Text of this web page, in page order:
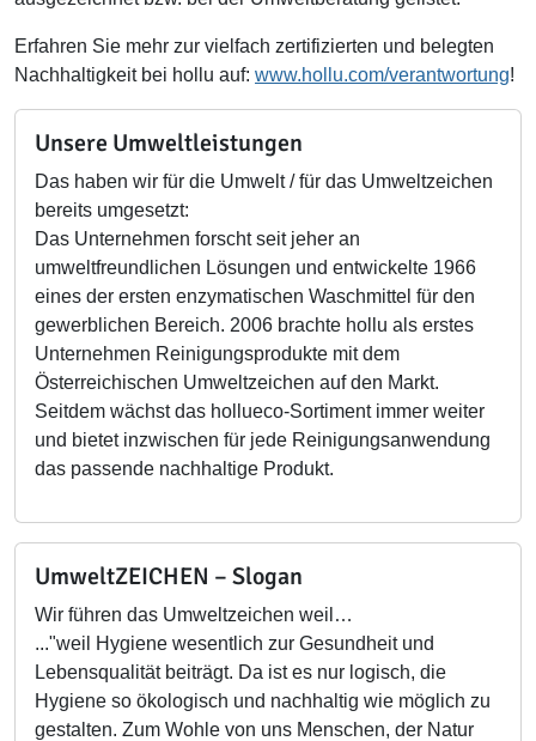
Erfahren Sie mehr zur vielfach zertifizierten und belegten
Nachhaltigkeit bei hollu auf: www.hollu.com/verantwortung!
Unsere Umweltleistungen
Das haben wir für die Umwelt / für das Umweltzeichen
bereits umgesetzt:
Das Unternehmen forscht seit jeher an
umweltfreundlichen Lösungen und entwickelte 1966
eines der ersten enzymatischen Waschmittel für den
gewerblichen Bereich. 2006 brachte hollu als erstes
Unternehmen Reinigungsprodukte mit dem
Österreichischen Umweltzeichen auf den Markt.
Seitdem wächst das hollueco-Sortiment immer weiter
und bietet inzwischen für jede Reinigungsanwendung
das passende nachhaltige Produkt.
UmweltZEICHEN – Slogan
Wir führen das Umweltzeichen weil…
..."weil Hygiene wesentlich zur Gesundheit und
Lebensqualität beiträgt. Da ist es nur logisch, die
Hygiene so ökologisch und nachhaltig wie möglich zu
gestalten. Zum Wohle von uns Menschen, der Natur